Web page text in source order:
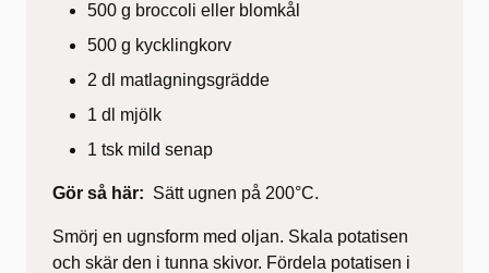
500 g broccoli eller blomkål
500 g kycklingkorv
2 dl matlagningsgrädde
1 dl mjölk
1 tsk mild senap
Gör så här: Sätt ugnen på 200°C.
Smörj en ugnsform med oljan. Skala potatisen
och skär den i tunna skivor. Fördela potatisen i